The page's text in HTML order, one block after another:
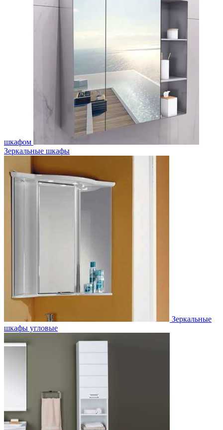
шкафом
Зеркальные шкафы
Зеркальные
шкафы угловые